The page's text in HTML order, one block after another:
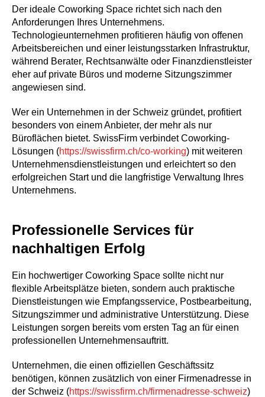
Der ideale Coworking Space richtet sich nach den
Anforderungen Ihres Unternehmens.
Technologieunternehmen profitieren häufig von offenen
Arbeitsbereichen und einer leistungsstarken Infrastruktur,
während Berater, Rechtsanwälte oder Finanzdienstleister
eher auf private Büros und moderne Sitzungszimmer
angewiesen sind.
Wer ein Unternehmen in der Schweiz gründet, profitiert
besonders von einem Anbieter, der mehr als nur
Büroflächen bietet. SwissFirm verbindet Coworking-
Lösungen (https://swissfirm.ch/co-working) mit weiteren
Unternehmensdienstleistungen und erleichtert so den
erfolgreichen Start und die langfristige Verwaltung Ihres
Unternehmens.
Professionelle Services für
nachhaltigen Erfolg
Ein hochwertiger Coworking Space sollte nicht nur
flexible Arbeitsplätze bieten, sondern auch praktische
Dienstleistungen wie Empfangsservice, Postbearbeitung,
Sitzungszimmer und administrative Unterstützung. Diese
Leistungen sorgen bereits vom ersten Tag an für einen
professionellen Unternehmensauftritt.
Unternehmen, die einen offiziellen Geschäftssitz
benötigen, können zusätzlich von einer Firmenadresse in
der Schweiz (https://swissfirm.ch/firmenadresse-schweiz)